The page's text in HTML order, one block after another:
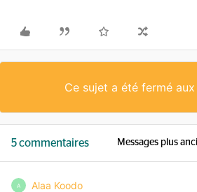
Ce sujet a été fermé
5 commentaires Messages plus
A Alaa Koodo